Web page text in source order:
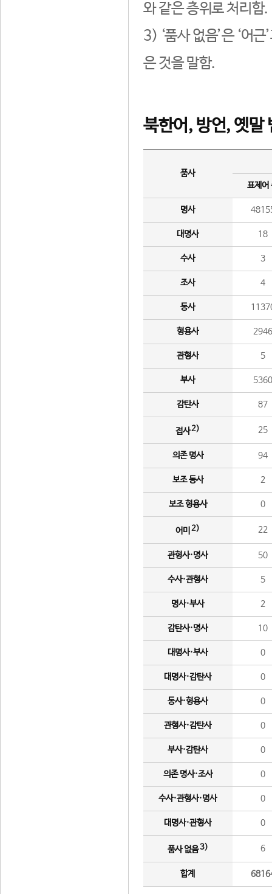
와 같은 층위로 처리함.
3) ‘품사 없음’은 ‘어
은 것을 말함.
북한어, 방언, 옛말
품사
표제어
명사
대명사 18
수사 3
조사 4
동사
형용사 2946
관형사 5
부사 5360
감탄사 87
접사2) 25
의존 명사 94
보조 동사 2
보조 형용사 0
어미 2) 22
관형사·명사 50
수사·관형사 5
명사·부사 2
감탄사·명사 10
대명사·부사 0
대명사·감탄사 0
동사·형용사 0
관형사·감탄사 0
부사·감탄사 0
의존 명사·조사 0
수사·관형사·명사 0
대명사·관형사 0
품사 없음3) 6
합계